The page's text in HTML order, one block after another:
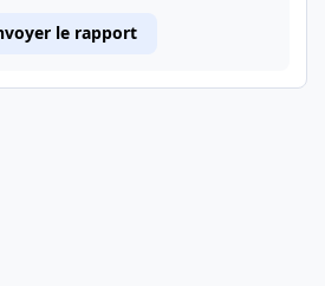
le rapport